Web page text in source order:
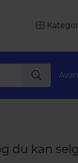
du kan